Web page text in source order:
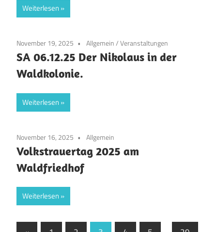
Weiterlesen
November 19, 2025 Allgemein/Veranstaltungen
SA 06.12.25 Der Nikolaus in der
Waldkolonie.
Weiterlesen
November 16, 2025 Allgemein
Volkstrauertag 2025 am
Waldfriedhof
Weiterlesen